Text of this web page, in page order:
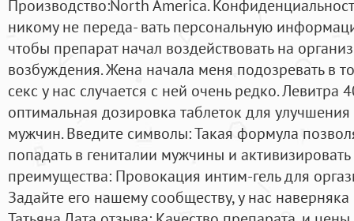
Производство:North America.
никому не переда- вать персональную
чтобы препарат начал воздействовать на
возбуждения. Жена начала меня подозревать в
секс у нас случается с ней очень редко.
оптимальная дозировка таблеток для улучшения
мужчин. Введите символы: Такая формула
попадать в гениталии мужчины и
преимущества: Провокация интим-гель для
Задайте его нашему сообществу, у нас